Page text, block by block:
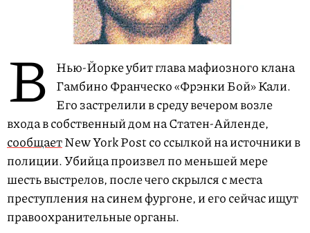
В
Нью-Йорке убит глава мафиозного клана
Гамбино Франческо «Фрэнки Бой» Кали.
Его застрелили в среду вечером возле
входа в собственный дом на Статен-Айленде,
сообщаетNew York Post со ссылкой на источники в
полиции. Убийца произвел по меньшей мере
шесть выстрелов, после чего скрылся с места
преступления на синем фургоне, и его сейчас ищут
правоохранительные органы.